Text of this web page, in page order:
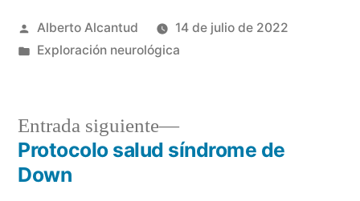
Publicado
por
Alberto Alcantud
14 de julio de 2022
Publicado
Exploración neurológica
Navegación
Entrada siguiente
Entrada
siguiente:
Protocolo salud síndrome de
Down